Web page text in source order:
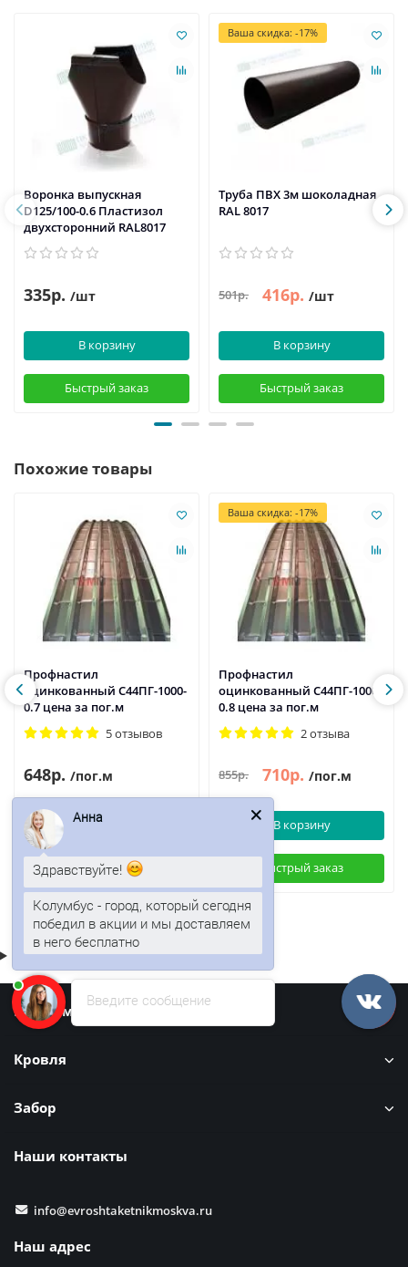
Воронка выпускная
D125/100-0.6 Пластизол
двухсторонний RAL8017
335р. /шт
В корзину
Быстрый заказ
Ваша скидка: -17%
Труба ПВХ 3м шоколадная
RAL 8017
501р. 416р. /шт
В корзину
Быстрый заказ
Похожие товары
Профнастил
оцинкованный С44ПГ-1000-
0.7 цена за пог.м
5 отзывов
648р. /пог.м
В корзину
Быстрый заказ
Ваша скидка: -17%
Профнастил
оцинкованный С44ПГ-1000-
0.8 цена за пог.м
2 отзыва
855р. 710р. /пог.м
В корзину
Быстрый заказ
Информация
Кровля
Забор
Наши контакты
info@evroshtaketnikmoskva.ru
Наш адрес
Введите сообщение
Анна
Здравствуйте!
Колумбус - город, который сегодня
победил в акции и мы доставляем
в него бесплатно